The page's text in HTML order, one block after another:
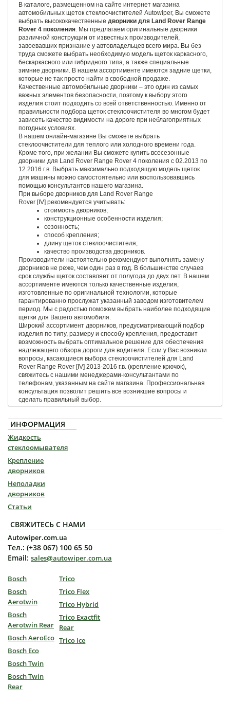
В каталоге, размещенном на сайте интернет магазина
автомобильных щеток стеклоочистителей Autowiper, Вы сможете
выбрать высококачественные дворники для Land Rover Range
Rover 4 поколения. Мы предлагаем оригинальные дворники
различной конструкции от известных производителей,
завоевавших признание у автовладельцев всего мира. Вы без
труда сможете выбрать необходимую модель щеток каркасного,
бескаркасного или гибридного типа, а также специальные
зимние дворники. В нашем ассортименте имеются задние щетки,
которые не так просто найти в свободной продаже.
Качественные автомобильные дворники – это один из самых
важных элементов безопасности, поэтому к выбору этого
изделия стоит подходить со всей ответственностью. Именно от
правильности подбора щеток стеклоочистителя во многом будет
зависеть качество видимости на дороге при неблагоприятных
погодных условиях.
В нашем онлайн-магазине Вы сможете выбрать
стеклоочистители для теплого или холодного времени года.
Кроме того, при желании Вы сможете купить всесезонные
дворники для Land Rover Range Rover 4 поколения с 02.2013 по
12.2016 г.в. Выбрать максимально подходящую модель щеток
для машины можно самостоятельно или воспользовавшись
помощью консультантов нашего магазина.
При выборе дворников для Land Rover Range
Rover [IV] рекомендуется учитывать:
стоимость дворников;
конструкционные особенности изделия;
сезонность;
способ крепления;
длину щеток стеклоочистителя;
качество производства дворников.
Производители настоятельно рекомендуют выполнять замену
дворников не реже, чем один раз в год. В большинстве случаев
срок службы щеток составляет от полугода до двух лет. В нашем
ассортименте имеются только качественные изделия,
изготовленные по оригинальной технологии, которые
гарантированно прослужат указанный заводом изготовителем
период. Мы с радостью поможем выбрать наиболее подходящие
щетки для Вашего автомобиля.
Широкий ассортимент дворников, предусматривающий подбор
изделия по типу, размеру и способу крепления, предоставит
возможность выбрать оптимальное решение для обеспечения
надлежащего обзора дороги для водителя. Если у Вас возникли
вопросы, касающиеся выбора стеклоочистителей для Land
Rover Range Rover [IV] 2013-2016 г.в. (крепление крючок),
свяжитесь с нашими менеджерами-консультантами по
телефонам, указанным на сайте магазина. Профессиональная
консультация позволит решить все возникшие вопросы и
сделать правильный выбор.
ИНФОРМАЦИЯ
Жидкость
стеклоомывателя
Крепление
дворников
Неполадки
дворников
Статьи
СВЯЖИТЕСЬ С НАМИ
Autowiper.com.ua
Тел.: (+38 067) 100 65 50
Email: sales@autowiper.com.ua
Bosch
Bosch
Aerotwin
Bosch
Aerotwin Rear
Bosch AeroEco
Bosch Eco
Bosch Twin
Bosch Twin
Rear
Trico
Trico Flex
Trico Hybrid
Trico Exactfit
Rear
Trico Ice